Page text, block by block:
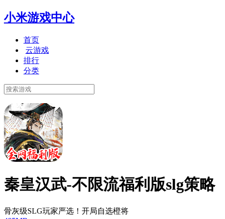
小米游戏中心
首页
云游戏
排行
分类
秦皇汉武-不限流福利版slg策略
骨灰级SLG玩家严选！开局自选橙将